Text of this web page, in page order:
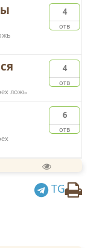
4
отв
4
отв
ложь
6
отв
TG